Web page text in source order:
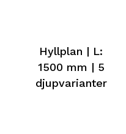
Hyllplan | L:
1500 mm | 5
djupvarianter